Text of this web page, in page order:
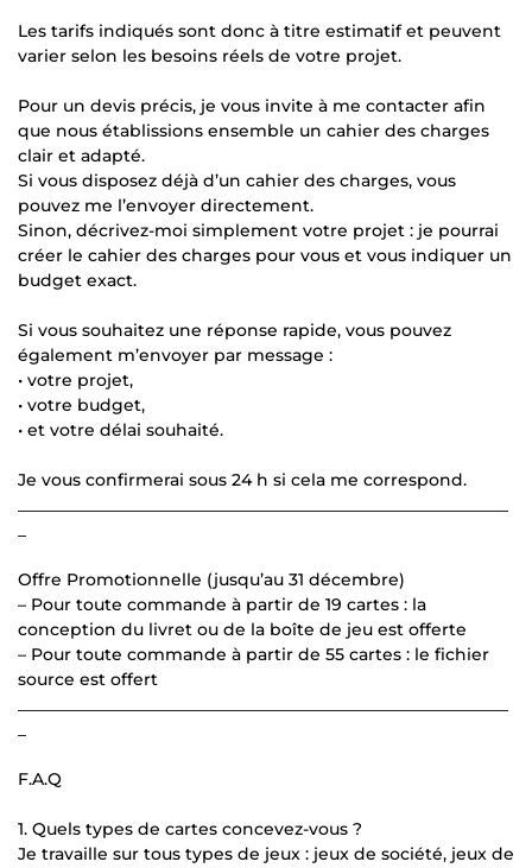
Les tarifs indiqués sont donc à titre estimatif et peuvent
varier selon les besoins réels de votre projet.
Pour un devis précis, je vous invite à me contacter afin
que nous établissions ensemble un cahier des charges
clair et adapté.
Si vous disposez déjà d’un cahier des charges, vous
pouvez me l’envoyer directement.
Sinon, décrivez-moi simplement votre projet : je pourrai
créer le cahier des charges pour vous et vous indiquer un
budget exact.
Si vous souhaitez une réponse rapide, vous pouvez
également m’envoyer par message :
• votre projet,
• votre budget,
• et votre délai souhaité.
Je vous confirmerai sous 24 h si cela me correspond.
Offre Promotionnelle (jusqu’au 31 décembre)
– Pour toute commande à partir de 19 cartes : la
conception du livret ou de la boîte de jeu est offerte
– Pour toute commande à partir de 55 cartes : le fichier
source est offert
F.A.Q
1. Quels types de cartes concevez-vous ?
Je travaille sur tous types de jeux : jeux de société, jeux de